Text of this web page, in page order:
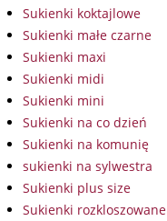
Sukienki koktajlowe
Sukienki małe czarne
Sukienki maxi
Sukienki midi
Sukienki mini
Sukienki na co dzień
Sukienki na komunię
sukienki na sylwestra
Sukienki plus size
Sukienki rozkloszowane